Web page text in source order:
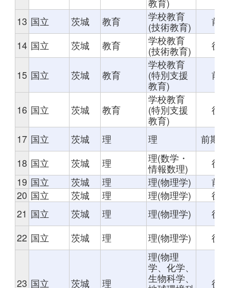
教育)
13 国立 茨城 教育
学校教育
(技術教育)
前
14 国立 茨城 教育
学校教育
(技術教育)
後
15 国立 茨城 教育
学校教育
(特別支援
教育)
前
16 国立 茨城 教育
学校教育
(特別支援
教育)
後
17 国立 茨城 理 理
前期
18 国立 茨城 理
理(数学・
情報数理)
後
19 国立 茨城 理 理(物理学)
前
20 国立 茨城 理 理(物理学)
後
21 国立 茨城 理 理(物理学)
後
22 国立 茨城 理 理(物理学) 後
23 国立 茨城 理
理(物理
学、化学、
生物科学、
後